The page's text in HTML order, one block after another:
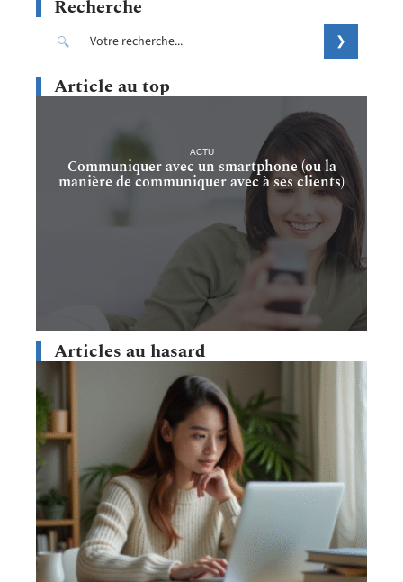
Recherche
Article au top
ACTU
Communiquer avec un smartphone (ou la
manière de communiquer avec à ses clients)
Articles au hasard